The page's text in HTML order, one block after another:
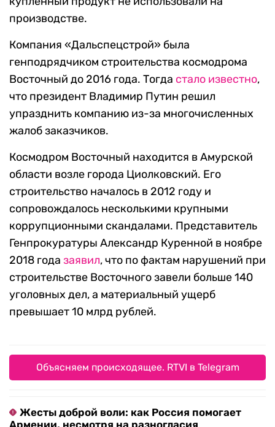
производстве.
Компания «Дальспецстрой» была
генподрядчиком строительства космодрома
Восточный до 2016 года. Тогда стало известно,
что президент Владимир Путин решил
упразднить компанию из-за многочисленных
жалоб заказчиков.
Космодром Восточный находится в Амурской
области возле города Циолковский. Его
строительство началось в 2012 году и
сопровождалось несколькими крупными
коррупционными скандалами. Представитель
Генпрокуратуры Александр Куренной в ноябре
2018 года заявил, что по фактам нарушений при
строительстве Восточного завели больше 140
уголовных дел, а материальный ущерб
превышает 10 млрд рублей.
Объясняем происходящее. RTVI в Telegram
Жесты доброй воли: как Россия помогает